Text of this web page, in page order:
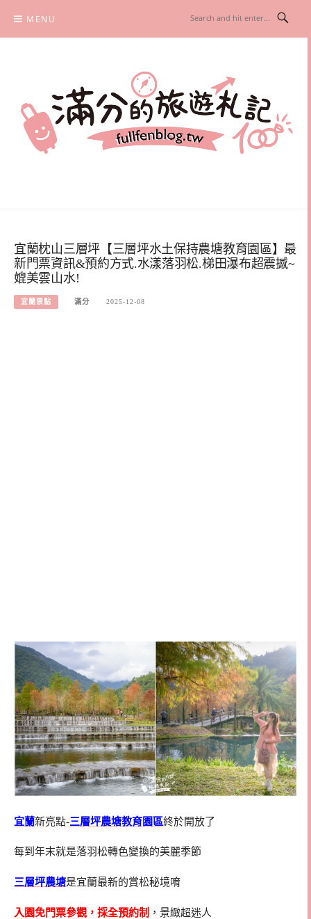
content
MENU
宜蘭枕山三層坪【三層坪水土保持農塘教育園區】最
新門票資訊&預約方式.水漾落羽松.梯田瀑布超震撼~
媲美雲山水!
宜蘭景點 滿分 2025-12-08
宜蘭新亮點-三層坪農塘教育園區終於開放了
每到年末就是落羽松轉色變換的美麗季節
三層坪農塘是宜蘭最新的賞松秘境唷
入園免門票參觀，採全預約制 ，景緻超迷人